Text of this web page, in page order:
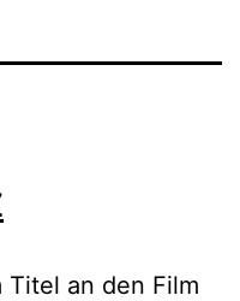
an den Film